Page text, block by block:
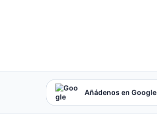
Añádenos en Google